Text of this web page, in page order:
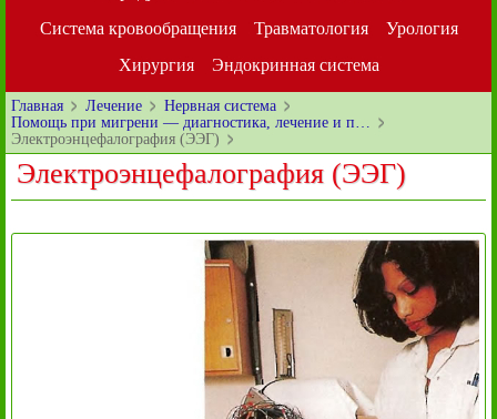
Система кровообращения
Травматология
Урология
Хирургия
Эндокринная система
Главная Лечение
Нервная система
Помощь при мигрени — диагностика, лечение и п…
Электроэнцефалография (ЭЭГ)
Электроэнцефалография (ЭЭГ)